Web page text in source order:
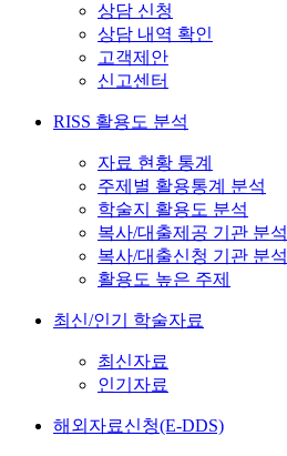
상담 신청
상담 내역 확인
고객제안
신고센터
RISS 활용도 분석
자료 현황 통계
주제별 활용통계 분석
학술지 활용도 분석
복사/대출제공 기관 분석
복사/대출신청 기관 분석
활용도 높은 주제
최신/인기 학술자료
최신자료
인기자료
해외자료신청(E-DDS)